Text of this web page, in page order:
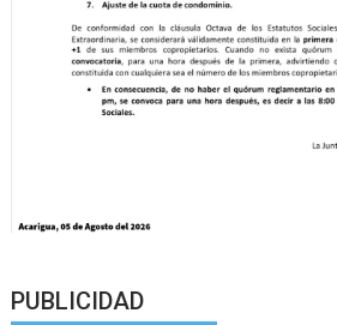
PUBLICIDAD